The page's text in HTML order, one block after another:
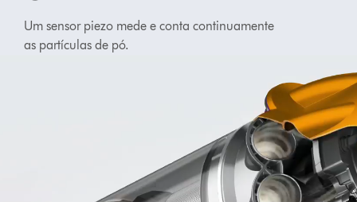
Um sensor piezo mede e conta continuamente
as partículas de pó.